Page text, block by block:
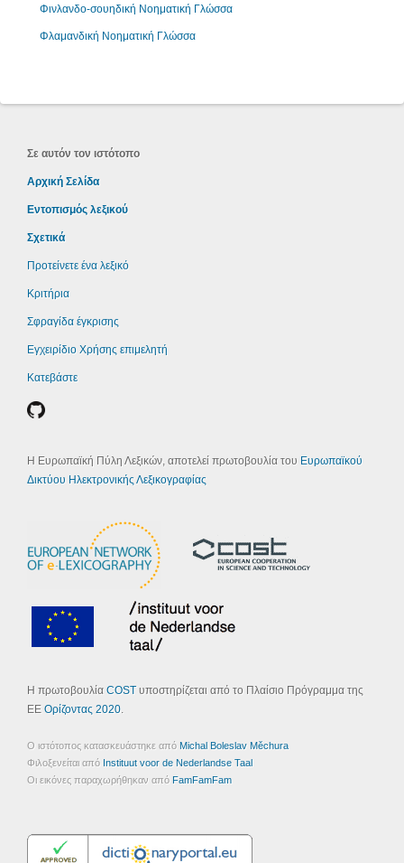
Φινλανδο-σουηδική Νοηματική Γλώσσα
Φλαμανδική Νοηματική Γλώσσα
Σε αυτόν τον ιστότοπο
Αρχική Σελίδα
Εντοπισμός λεξικού
Σχετικά
Προτείνετε ένα λεξικό
Κριτήρια
Σφραγίδα έγκρισης
Εγχειρίδιο Χρήσης επιμελητή
Κατεβάστε
Η Ευρωπαϊκή Πύλη Λεξικών, αποτελεί πρωτοβουλία του Ευρωπαϊκού
Δικτύου Ηλεκτρονικής Λεξικογραφίας
Η πρωτοβουλία COSTυποστηρίζεται από το Πλαίσιο Πρόγραμμα της
ΕΕ Ορίζοντας 2020.
Ο ιστότοπος κατασκευάστηκε από Michal Boleslav Měchura
Φιλοξενείται από Instituut voor de Nederlandse Taal
Οι εικόνες παραχωρήθηκαν από FamFamFam